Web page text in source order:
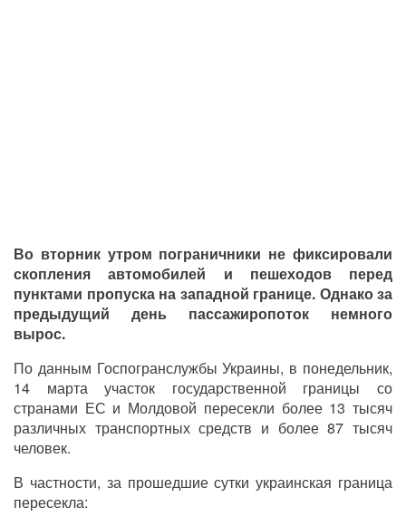
Во вторник утром пограничники не фиксировали
скопления автомобилей и пешеходов перед
пунктами пропуска на западной границе. Однако за
предыдущий день пассажиропоток немного
вырос.
По данным Госпогранслужбы Украины, в понедельник,
14 марта участок государственной границы со
странами ЕС и Молдовой пересекли более 13 тысяч
различных транспортных средств и более 87 тысяч
человек.
В частности, за прошедшие сутки украинская граница
пересекла: